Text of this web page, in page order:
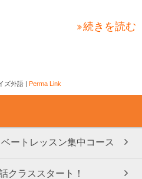
続きを読む
ズ外語 | Perma Link
ートレッスン集中コース
クラススタート！